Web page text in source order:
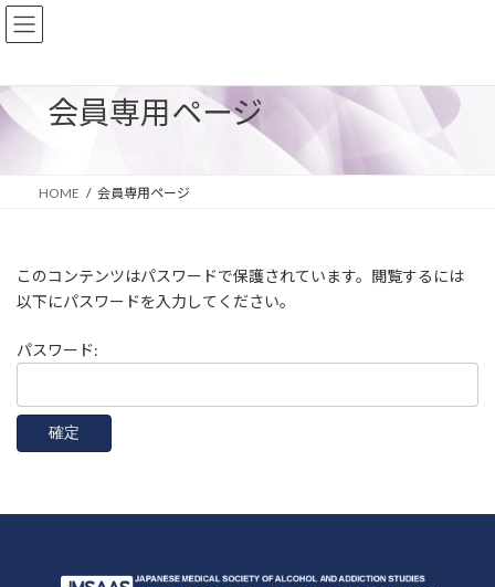
コ
ン
ツ
へ
ナ
ビ
シ
ョ
会員専用ページ
HOME 会員専用ページ
このコンテンツはパスワードで保護されています。閲覧するには
以下にパスワードを入力してください。
パスワード: